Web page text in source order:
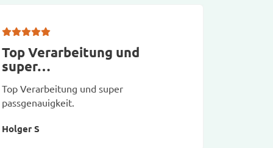
Top Verarbeitung und
super…
Top Verarbeitung und super
passgenauigkeit.
Holger S